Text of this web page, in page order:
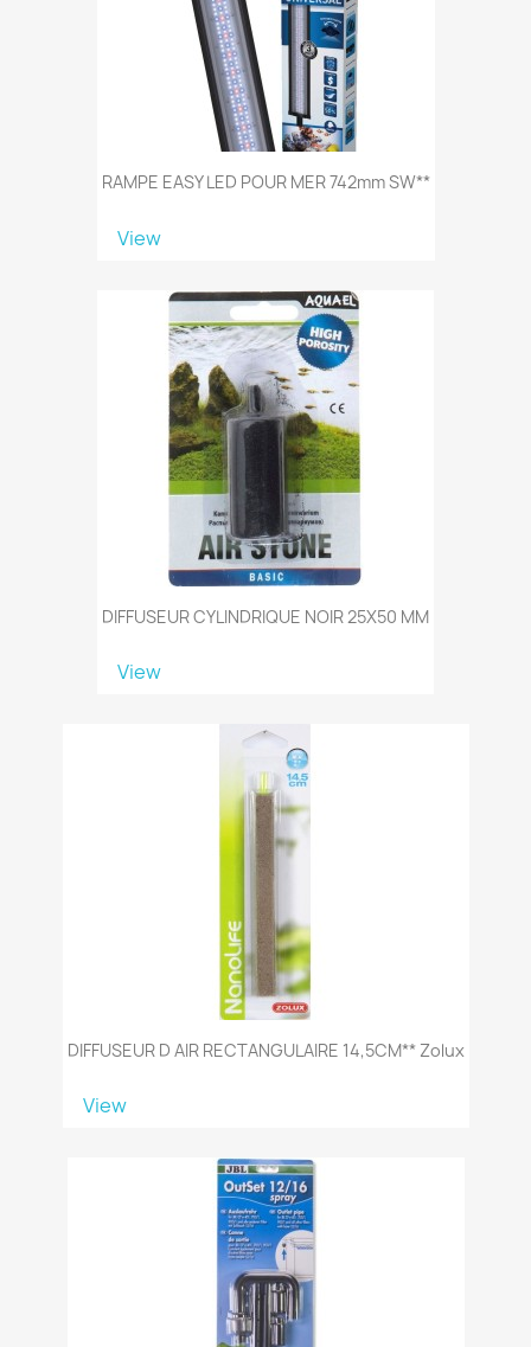
RAMPE EASY LED POUR MER 742mm SW**
View
DIFFUSEUR CYLINDRIQUE NOIR 25X50 MM
View
DIFFUSEUR D AIR RECTANGULAIRE 14,5CM** Zolux
View